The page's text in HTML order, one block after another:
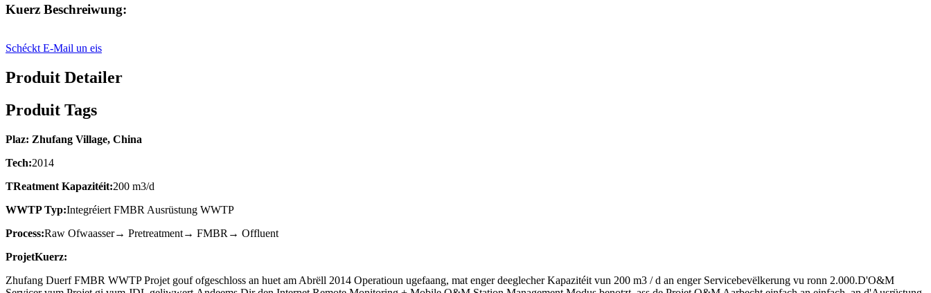
Kuerz Beschreiwung:
Schéckt E-Mail un eis
Produit Detailer
Produit Tags
Plaz: Zhufang Village, China
Tech:2014
TReatment Kapazitéit:200 m3/d
WWTP Typ:Integréiert FMBR Ausrüstung WWTP
Process:Raw Ofwaasser→ Pretreatment→ FMBR→ Offluent
ProjetKuerz:
Zhufang Duerf FMBR WWTP Projet gouf ofgeschloss an huet am Abrëll 2014 Operatioun ugefaang, mat enger deeglecher Kapazitéit vun 200 m3 / d an enger Servicebevëlkerung vu ronn 2.000.D'O&M